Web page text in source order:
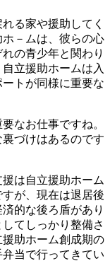
る家や援助してく
－ムは、彼らの心
の青少年と関わり
立援助ホームは入
トが同様に重要な
なお仕事ですね。
づけはあるのです
は自立援助ホーム
が、現在は退居後
的な後ろ盾があり
てしっかり整備さ
助ホーム創成期の
当で行ってきてい